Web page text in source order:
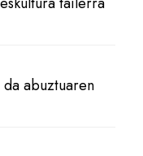
abuztuaren